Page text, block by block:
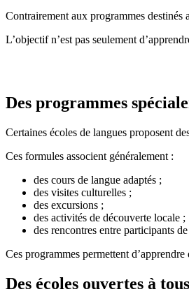
Contrairement aux programmes
L’objectif n’est pas seulement
Des programmes
Certaines écoles de langues proposent
Ces formules associent généralement :
des cours de langue adaptés ;
des visites culturelles ;
des excursions ;
des activités de découverte locale ;
des rencontres entre participants
Ces programmes permettent
Des écoles ouvertes à